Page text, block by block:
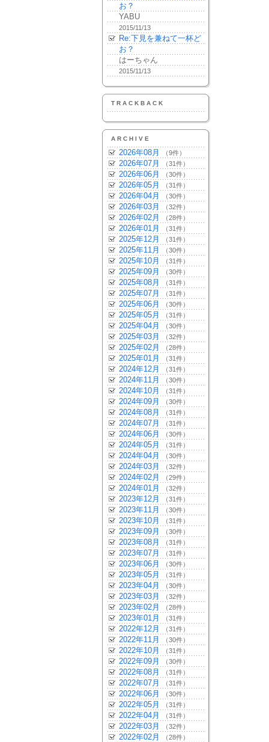
お？
YABU
2015/11/13
Re:下見を兼ねて一杯ど
お？
はーちゃん
2015/11/13
TRACKBACK
ARCHIVE
2026年08月 （9件）
2026年07月 （31件）
2026年06月 （30件）
2026年05月 （31件）
2026年04月 （30件）
2026年03月 （32件）
2026年02月 （28件）
2026年01月 （31件）
2025年12月 （31件）
2025年11月 （30件）
2025年10月 （31件）
2025年09月 （30件）
2025年08月 （31件）
2025年07月 （31件）
2025年06月 （30件）
2025年05月 （31件）
2025年04月 （30件）
2025年03月 （32件）
2025年02月 （28件）
2025年01月 （31件）
2024年12月 （31件）
2024年11月 （30件）
2024年10月 （31件）
2024年09月 （30件）
2024年08月 （31件）
2024年07月 （31件）
2024年06月 （30件）
2024年05月 （31件）
2024年04月 （30件）
2024年03月 （32件）
2024年02月 （29件）
2024年01月 （32件）
2023年12月 （31件）
2023年11月 （30件）
2023年10月 （31件）
2023年09月 （30件）
2023年08月 （31件）
2023年07月 （31件）
2023年06月 （30件）
2023年05月 （31件）
2023年04月 （30件）
2023年03月 （32件）
2023年02月 （28件）
2023年01月 （31件）
2022年12月 （31件）
2022年11月 （30件）
2022年10月 （31件）
2022年09月 （30件）
2022年08月 （31件）
2022年07月 （31件）
2022年06月 （30件）
2022年05月 （31件）
2022年04月 （31件）
2022年03月 （32件）
2022年02月 （28件）